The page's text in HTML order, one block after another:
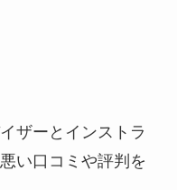
ザーとインストラ
い口コミや評判を